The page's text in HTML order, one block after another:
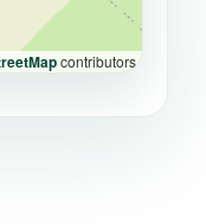
contributors